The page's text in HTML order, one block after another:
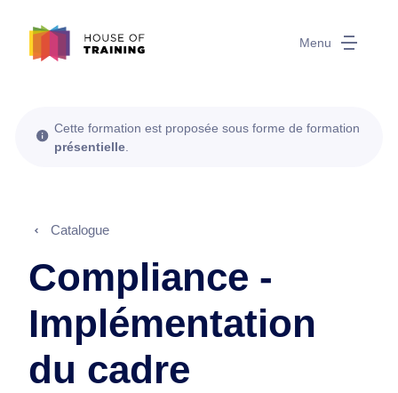
Menu
Cette formation est proposée sous forme de formation
présentielle
Catalogue
Compliance -
Implémentation
du cadre